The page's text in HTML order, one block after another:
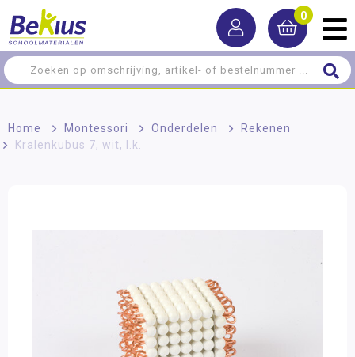
0
Home > Montessori > Onderdelen > Rekenen
Kralenkubus 7, wit, l.k.